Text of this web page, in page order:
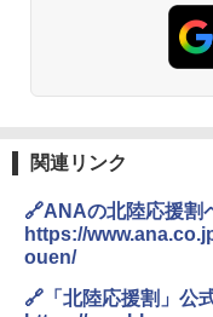
関連リンク
🔗ANAの北陸応援割
https://
ouen/
🔗「北陸応援割」公